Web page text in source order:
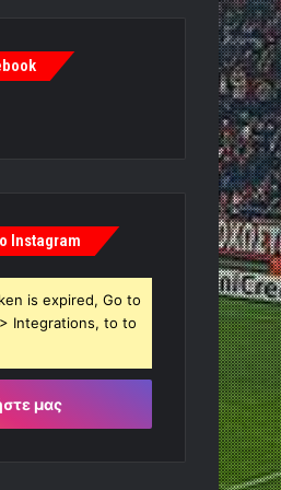
Instagram
is expired, Go to
Integrations, to to
μας